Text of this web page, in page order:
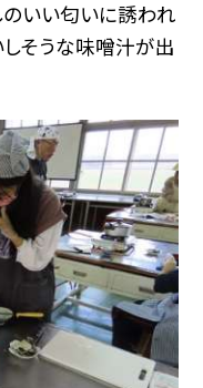
のいい匂いに誘われ
そうな味噌汁が出